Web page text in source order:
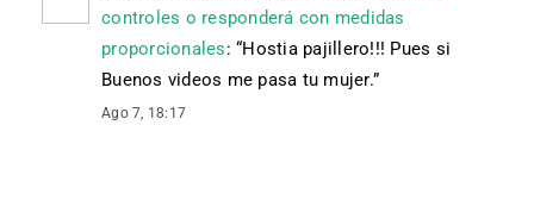
controles o responderá con medidas
proporcionales: “Hostia pajillero!!! Pues si
Buenos videos me pasa tu mujer.”
Ago 7, 18:17